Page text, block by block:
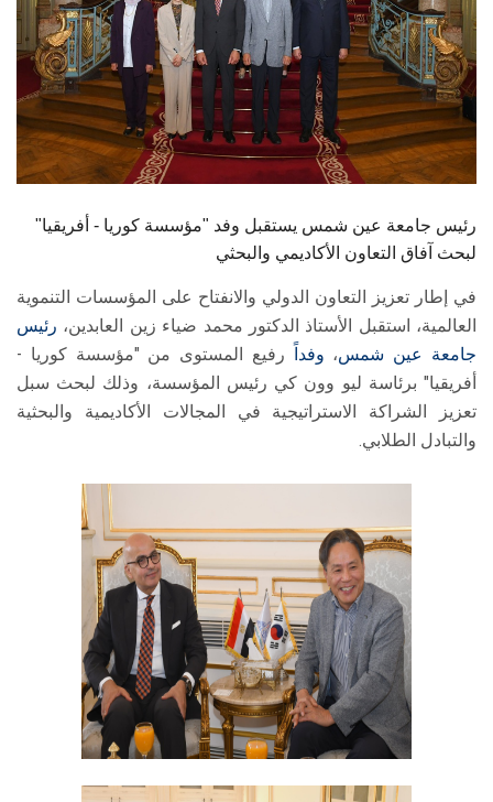
الخريجين
الموظفون
الزائـرون
رئيس جامعة عين شمس يستقبل وفد "مؤسسة كوريا - أفريقيا"
لبحث آفاق التعاون الأكاديمي والبحثي
في إطار تعزيز التعاون الدولي والانفتاح على المؤسسات التنموية
العالمية، استقبل الأستاذ الدكتور محمد ضياء زين العابدين، رئيس
جامعة عين شمس، وفداً
رفيع المستوى من "مؤسسة كوريا -
أفريقيا" برئاسة ليو وون كي رئيس المؤسسة، وذلك لبحث سبل
تعزيز الشراكة الاستراتيجية في المجالات الأكاديمية والبحثية
والتبادل الطلابي.